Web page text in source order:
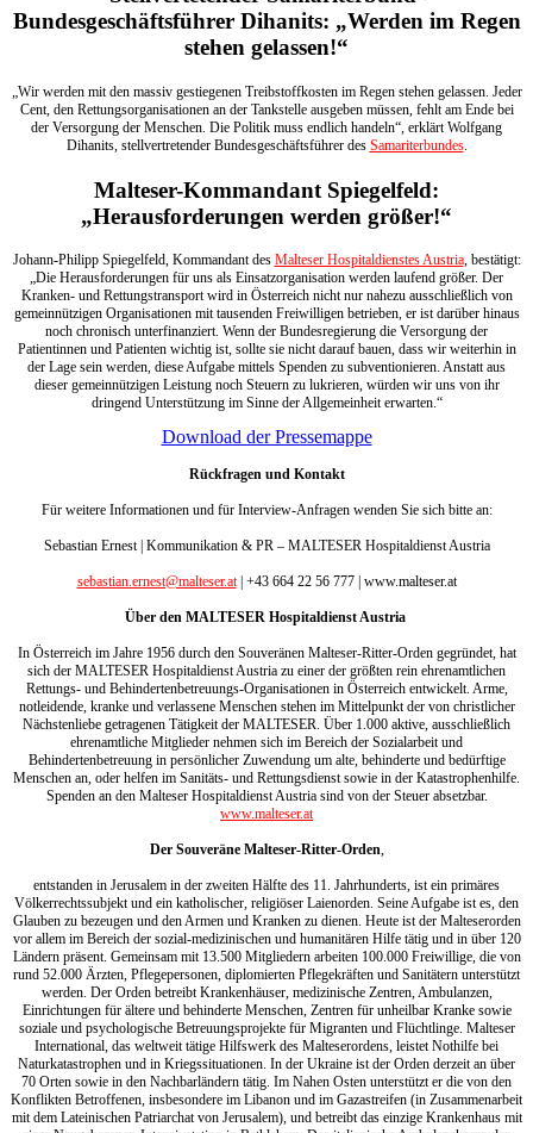
Bundesgeschäftsführer Dihanits: „Werden im Regen
stehen gelassen!“
„Wir werden mit den massiv gestiegenen Treibstoffkosten im Regen stehen gelassen. Jeder
Cent, den Rettungsorganisationen an der Tankstelle ausgeben müssen, fehlt am Ende bei
der Versorgung der Menschen. Die Politik muss endlich handeln“, erklärt Wolfgang
Dihanits, stellvertretender Bundesgeschäftsführer des Samariterbundes.
Malteser-Kommandant Spiegelfeld:
„Herausforderungen werden größer!“
Johann-Philipp Spiegelfeld, Kommandant des Malteser Hospitaldienstes Austria, bestätigt:
„Die Herausforderungen für uns als Einsatzorganisation werden laufend größer. Der
Kranken- und Rettungstransport wird in Österreich nicht nur nahezu ausschließlich von
gemeinnützigen Organisationen mit tausenden Freiwilligen betrieben, er ist darüber hinaus
noch chronisch unterfinanziert. Wenn der Bundesregierung die Versorgung der
Patientinnen und Patienten wichtig ist, sollte sie nicht darauf bauen, dass wir weiterhin in
der Lage sein werden, diese Aufgabe mittels Spenden zu subventionieren. Anstatt aus
dieser gemeinnützigen Leistung noch Steuern zu lukrieren, würden wir uns von ihr
dringend Unterstützung im Sinne der Allgemeinheit erwarten.“
Download der Pressemappe
Rückfragen und Kontakt
Für weitere Informationen und für Interview-Anfragen wenden Sie sich bitte an:
Sebastian Ernest | Kommunikation & PR – MALTESER Hospitaldienst Austria
sebastian.ernest@malteser.at| +43 664 22 56 777 | www.malteser.at
Über den MALTESER Hospitaldienst Austria
In Österreich im Jahre 1956 durch den Souveränen Malteser-Ritter-Orden gegründet, hat
sich der MALTESER Hospitaldienst Austria zu einer der größten rein ehrenamtlichen
Rettungs- und Behindertenbetreuungs-Organisationen in Österreich entwickelt. Arme,
notleidende, kranke und verlassene Menschen stehen im Mittelpunkt der von christlicher
Nächstenliebe getragenen Tätigkeit der MALTESER. Über 1.000 aktive, ausschließlich
ehrenamtliche Mitglieder nehmen sich im Bereich der Sozialarbeit und
Behindertenbetreuung in persönlicher Zuwendung um alte, behinderte und bedürftige
Menschen an, oder helfen im Sanitäts- und Rettungsdienst sowie in der Katastrophenhilfe.
Spenden an den Malteser Hospitaldienst Austria sind von der Steuer absetzbar.
www.malteser.at
Der Souveräne Malteser-Ritter-Orden,
entstanden in Jerusalem in der zweiten Hälfte des 11. Jahrhunderts, ist ein primäres
Völkerrechtssubjekt und ein katholischer, religiöser Laienorden. Seine Aufgabe ist es, den
Glauben zu bezeugen und den Armen und Kranken zu dienen. Heute ist der Malteserorden
vor allem im Bereich der sozial-medizinischen und humanitären Hilfe tätig und in über 120
Ländern präsent. Gemeinsam mit 13.500 Mitgliedern arbeiten 100.000 Freiwillige, die von
rund 52.000 Ärzten, Pflegepersonen, diplomierten Pflegekräften und Sanitätern unterstützt
werden. Der Orden betreibt Krankenhäuser, medizinische Zentren, Ambulanzen,
Einrichtungen für ältere und behinderte Menschen, Zentren für unheilbar Kranke sowie
soziale und psychologische Betreuungsprojekte für Migranten und Flüchtlinge. Malteser
International, das weltweit tätige Hilfswerk des Malteserordens, leistet Nothilfe bei
Naturkatastrophen und in Kriegssituationen. In der Ukraine ist der Orden derzeit an über
70 Orten sowie in den Nachbarländern tätig. Im Nahen Osten unterstützt er die von den
Konflikten Betroffenen, insbesondere im Libanon und im Gazastreifen (in Zusammenarbeit
mit dem Lateinischen Patriarchat von Jerusalem), und betreibt das einzige Krankenhaus mit